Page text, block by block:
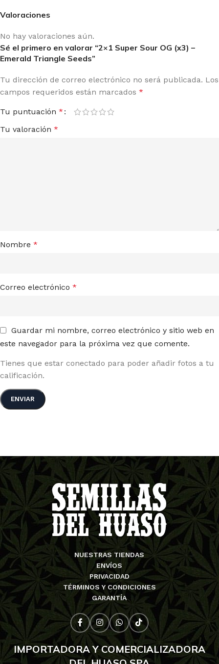
Valoraciones
No hay valoraciones aún.
Sé el primero en valorar “2×1 Super Sour OG (x3) –
Emerald Triangle Seeds”
Tu dirección de correo electrónico no será publicada. Los
campos requeridos están marcados *
Tu puntuación *
Tu valoración *
Nombre *
Correo electrónico *
Guardar mi nombre, correo electrónico y sitio web en
este navegador para la próxima vez que comente.
Tienes que estar conectado para poder añadir fotos a tu
calificación.
NUESTRAS TIENDAS
ENVÍOS
PRIVACIDAD
TÉRMINOS Y CONDICIONES
GARANTÍA
IMPORTADORA Y COMERCIALIZADORA